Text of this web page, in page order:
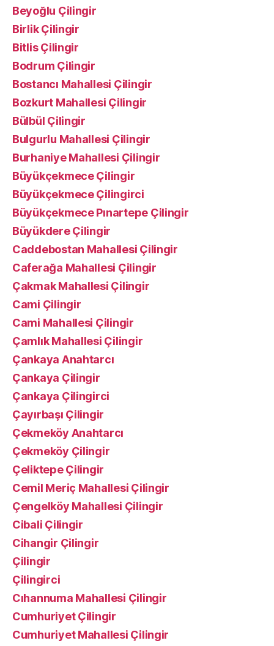
Beyoğlu Çilingir
Birlik Çilingir
Bitlis Çilingir
Bodrum Çilingir
Bostancı Mahallesi Çilingir
Bozkurt Mahallesi Çilingir
Bülbül Çilingir
Bulgurlu Mahallesi Çilingir
Burhaniye Mahallesi Çilingir
Büyükçekmece Çilingir
Büyükçekmece Çilingirci
Büyükçekmece Pınartepe Çilingir
Büyükdere Çilingir
Caddebostan Mahallesi Çilingir
Caferağa Mahallesi Çilingir
Çakmak Mahallesi Çilingir
Cami Çilingir
Cami Mahallesi Çilingir
Çamlık Mahallesi Çilingir
Çankaya Anahtarcı
Çankaya Çilingir
Çankaya Çilingirci
Çayırbaşı Çilingir
Çekmeköy Anahtarcı
Çekmeköy Çilingir
Çeliktepe Çilingir
Cemil Meriç Mahallesi Çilingir
Çengelköy Mahallesi Çilingir
Cibali Çilingir
Cihangir Çilingir
Çilingir
Çilingirci
Cıhannuma Mahallesi Çilingir
Cumhuriyet Çilingir
Cumhuriyet Mahallesi Çilingir